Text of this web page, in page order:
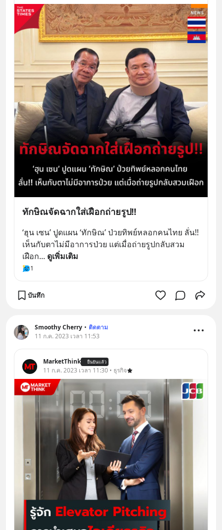
ทักษิณจัดฉากใส่เฝือกถ่ายรูป!!
‘ฮุน เซน’ ปูดแผน ‘ทักษิณ’ ป่วยทิพย์หลอกคนไทย ลั่น!!
เห็นกับตาไม่มีอาการป่วย แต่เมื่อถ่ายรูปกลับสวม
เฝือก... ดูเพิ่มเติม
1
บันทึก
Smoothy Cherry • ติดตาม
11 ก.ค. 2023 เวลา 11:53
MarketThink ยืนยันแล้ว
11 ก.ค. 2023 เวลา 11:30 • ธุรกิจ